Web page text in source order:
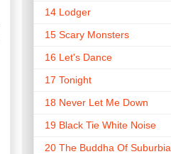
14 Lodger
15 Scary Monsters
16 Let's Dance
17 Tonight
18 Never Let Me Down
19 Black Tie White Noise
20 The Buddha Of Suburbia